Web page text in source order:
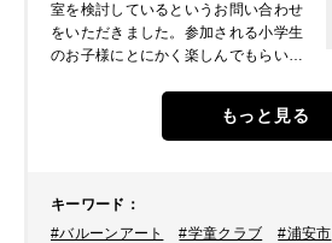
室を検討しているというお問い合わせ
をいただきました。参加される小学生
のお子様にとにかく楽しんでもらいた
ョーとバルーン教室のご依頼をいただ
もっと見る
キーワード ：
#バルーンアート
#学童クラブ #浦安市